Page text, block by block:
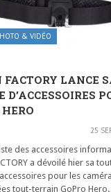
& VIDÉO
FACTORY LANCE
D’ACCESSOIRES
25
des accessoires
a dévoilé hier sa
pour les
tout-terrain GoPro Hero.